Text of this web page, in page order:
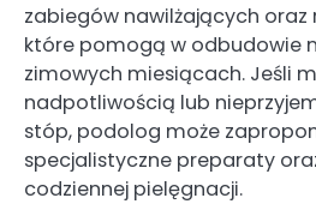
zabiegów nawilżających oraz
które pomogą w odbudowie
zimowych miesiącach. Jeśli
nadpotliwością lub
stóp, podolog może
specjalistyczne preparaty
codziennej pielęgnacji.